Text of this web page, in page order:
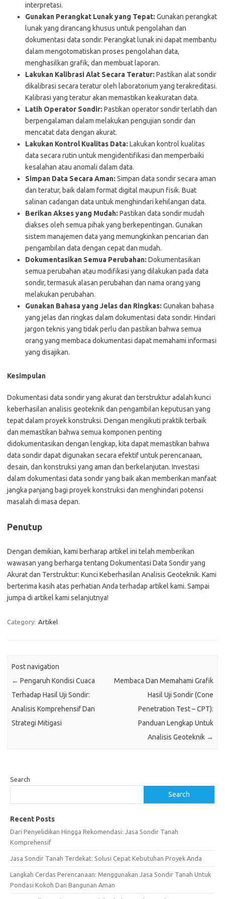
interpretasi.
Gunakan Perangkat Lunak yang Tepat: Gunakan perangkat
lunak yang dirancang khusus untuk pengolahan dan
dokumentasi data sondir. Perangkat lunak ini dapat membantu
dalam mengotomatiskan proses pengolahan data,
menghasilkan grafik, dan membuat laporan.
Lakukan Kalibrasi Alat Secara Teratur: Pastikan alat sondir
dikalibrasi secara teratur oleh laboratorium yang terakreditasi.
Kalibrasi yang teratur akan memastikan keakuratan data.
Latih Operator Sondir: Pastikan operator sondir terlatih dan
berpengalaman dalam melakukan pengujian sondir dan
mencatat data dengan akurat.
Lakukan Kontrol Kualitas Data: Lakukan kontrol kualitas
data secara rutin untuk mengidentifikasi dan memperbaiki
kesalahan atau anomali dalam data.
Simpan Data Secara Aman: Simpan data sondir secara aman
dan teratur, baik dalam format digital maupun fisik. Buat
salinan cadangan data untuk menghindari kehilangan data.
Berikan Akses yang Mudah: Pastikan data sondir mudah
diakses oleh semua pihak yang berkepentingan. Gunakan
sistem manajemen data yang memungkinkan pencarian dan
pengambilan data dengan cepat dan mudah.
Dokumentasikan Semua Perubahan: Dokumentasikan
semua perubahan atau modifikasi yang dilakukan pada data
sondir, termasuk alasan perubahan dan nama orang yang
melakukan perubahan.
Gunakan Bahasa yang Jelas dan Ringkas: Gunakan bahasa
yang jelas dan ringkas dalam dokumentasi data sondir. Hindari
jargon teknis yang tidak perlu dan pastikan bahwa semua
orang yang membaca dokumentasi dapat memahami informasi
yang disajikan.
Kesimpulan
Dokumentasi data sondir yang akurat dan terstruktur adalah kunci
keberhasilan analisis geoteknik dan pengambilan keputusan yang
tepat dalam proyek konstruksi. Dengan mengikuti praktik terbaik
dan memastikan bahwa semua komponen penting
didokumentasikan dengan lengkap, kita dapat memastikan bahwa
data sondir dapat digunakan secara efektif untuk perencanaan,
desain, dan konstruksi yang aman dan berkelanjutan. Investasi
dalam dokumentasi data sondir yang baik akan memberikan manfaat
jangka panjang bagi proyek konstruksi dan menghindari potensi
masalah di masa depan.
Penutup
Dengan demikian, kami berharap artikel ini telah memberikan
wawasan yang berharga tentang Dokumentasi Data Sondir yang
Akurat dan Terstruktur: Kunci Keberhasilan Analisis Geoteknik. Kami
berterima kasih atas perhatian Anda terhadap artikel kami. Sampai
jumpa di artikel kami selanjutnya!
Category: Artikel
Post navigation
← Pengaruh Kondisi Cuaca
Terhadap Hasil Uji Sondir:
Analisis Komprehensif Dan
Strategi Mitigasi
Membaca Dan Memahami Grafik
Hasil Uji Sondir (Cone
Penetration Test – CPT):
Panduan Lengkap Untuk
Analisis Geoteknik →
Search
Search
Recent Posts
Dari Penyelidikan Hingga Rekomendasi: Jasa Sondir Tanah
Komprehensif
Jasa Sondir Tanah Terdekat: Solusi Cepat Kebutuhan Proyek Anda
Langkah Cerdas Perencanaan: Menggunakan Jasa Sondir Tanah Untuk
Pondasi Kokoh Dan Bangunan Aman